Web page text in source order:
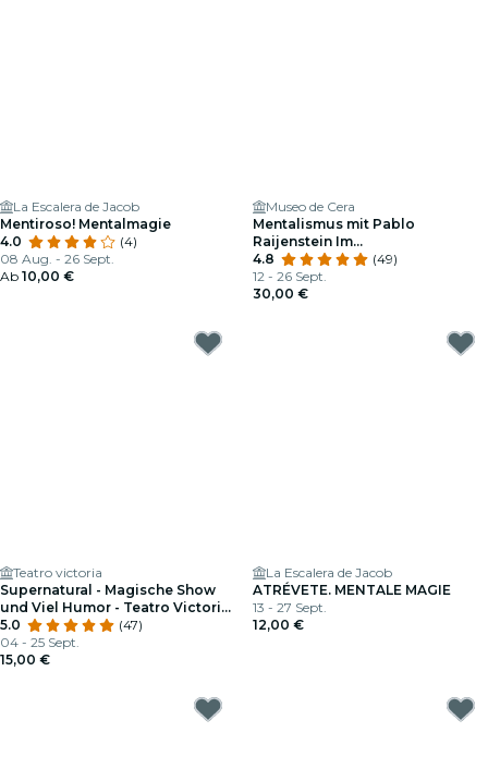
La Escalera de Jacob
Mentiroso! Mentalmagie
4.0
(4)
08 Aug. - 26 Sept.
Ab 10,00 €
Museo de Cera
Mentalismus mit Pablo
Raijenstein Im
Wachsfigurenkabinett von
Madrid
4.8
(49)
12 - 26 Sept.
30,00 €
Teatro victoria
Supernatural - Magische Show
und Viel Humor - Teatro Victoria
de Madrid
5.0
(47)
04 - 25 Sept.
15,00 €
La Escalera de Jacob
ATRÉVETE. MENTALE MAGIE
13 - 27 Sept.
12,00 €